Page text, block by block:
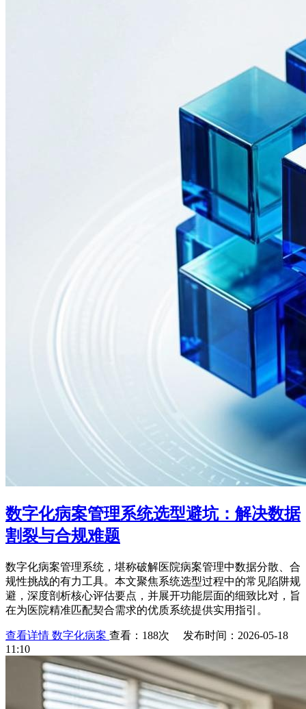
数字化病案管理系统选型避坑：解决数据
割裂与合规难题
数字化病案管理系统，堪称破解医院病案管理中数据分散、合
规性挑战的有力工具。本文聚焦系统选型过程中的常见陷阱规
避，深度剖析核心评估要点，并展开功能层面的细致比对，旨
在为医院精准匹配契合需求的优质系统提供实用指引。
查看详情 数字化病案 查看：188次 发布时间：2026-05-18
11:10